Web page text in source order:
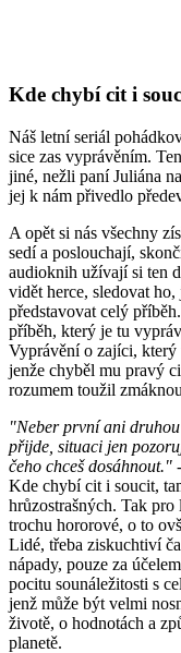
Kde chybí cit i
Náš letní seriál
sice zas vyprávěním.
jiné, nežli paní Juliána
jej k nám přivedlo
A opět si nás všechny
sedí a poslouchají,
audioknih užívají si ten
vidět herce, sledovat
představovat celý
příběh, který je tu
Vyprávění o zajíci, který
jenže chyběl mu pravý
rozumem toužil
"Neber první ani
přijde, situaci jen
čeho chceš dosáhnout."
Kde chybí cit i soucit,
hrůzostrašných. Tak
trochu hororové, o to
Lidé, třeba ziskuchtiví
nápady, pouze za
pocitu sounáležitosti s
jenž může být velmi
životě, o hodnotách a
planetě.